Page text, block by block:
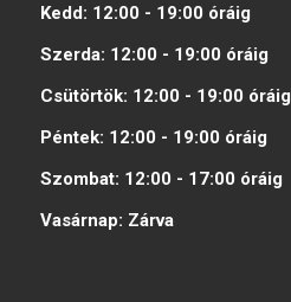
Kedd: 12:00 - 19:00 óráig
Szerda: 12:00 - 19:00 óráig
Csütörtök: 12:00 - 19:00 óráig
Péntek: 12:00 - 19:00 óráig
Szombat: 12:00 - 17:00 óráig
Vasárnap: Zárva